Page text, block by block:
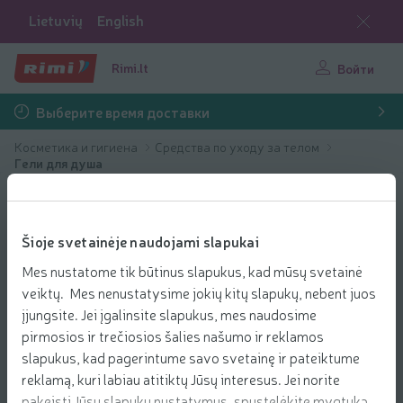
Šioje svetainėje naudojami slapukai
Mes nustatome tik būtinus slapukus, kad mūsų svetainė
veiktų. Mes nenustatysime jokių kitų slapukų, nebent juos
įjungsite. Jei įgalinsite slapukus, mes naudosime
pirmosios ir trečiosios šalies našumo ir reklamos
slapukus, kad pagerintume savo svetainę ir pateiktume
reklamą, kuri labiau atitiktų Jūsų interesus. Jei norite
Lietuvių English
Rimi.lt Войти
Выберите время доставки
Косметика и гигиена
Средства по уходу за телом
Гели для душа